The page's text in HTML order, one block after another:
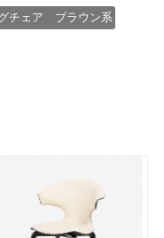
チェア ブラウン系